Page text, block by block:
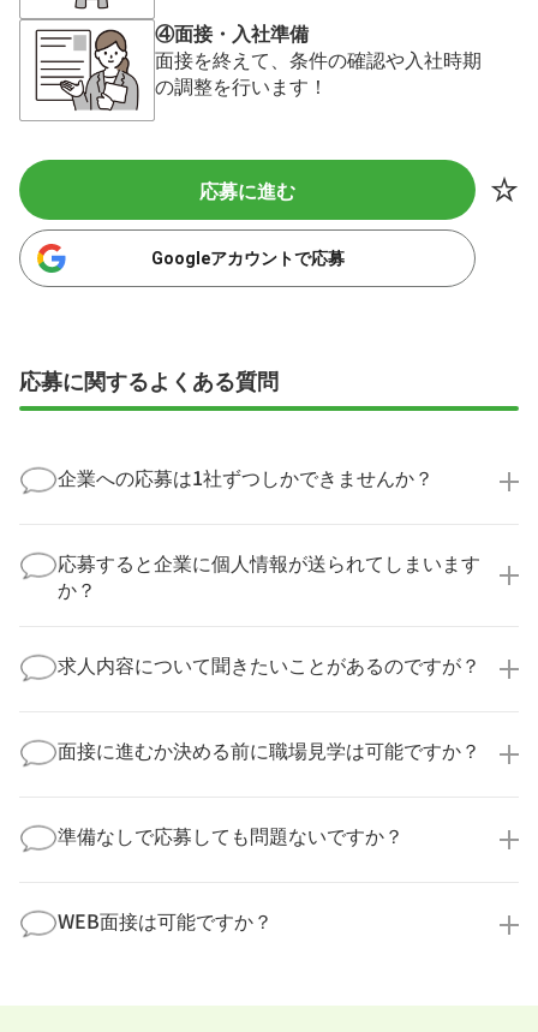
④面接・入社準備
面接を終えて、条件の確認や入社時期
の調整を行います！
応募に進む
Googleアカウントで応募
応募に関するよくある質問
企業への応募は1社ずつしかできませんか？
実際に医療キャリアナビを利用して転職に成功した方
の多くは、複数応募して自分に合った職場を選ばれて
います。
応募すると企業に個人情報が送られてしまいます
か？
業様に個人情報が送られることはありません！
より詳細な求人情報をご確認いただいた上で、転職希
求人内容について聞きたいことがあるのですが？
してお答えいたします。
勤務体制や職場の雰囲気、研修制度など、どんな小さ
す！
面接に進むか決める前に職場見学は可能ですか？
積極的に受け入れています。実際の職場環境や働く人
の様子を見ることで、より安心してご判断いただけま
ださい！
準備なしで応募しても問題ないですか？
まで、一からサポートいたします。「転職を考え始め
たばかり」「何から始めればいいか分からない」とい
WEB面接は可能ですか？
すめしていますが、企業様によってはWEB面接を導入